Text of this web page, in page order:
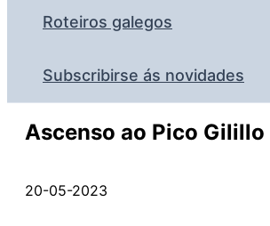
Roteiros galegos
Subscribirse ás novidades
Ascenso ao Pico Gilillo
20-05-2023